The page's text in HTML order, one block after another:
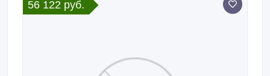
56 122 руб.